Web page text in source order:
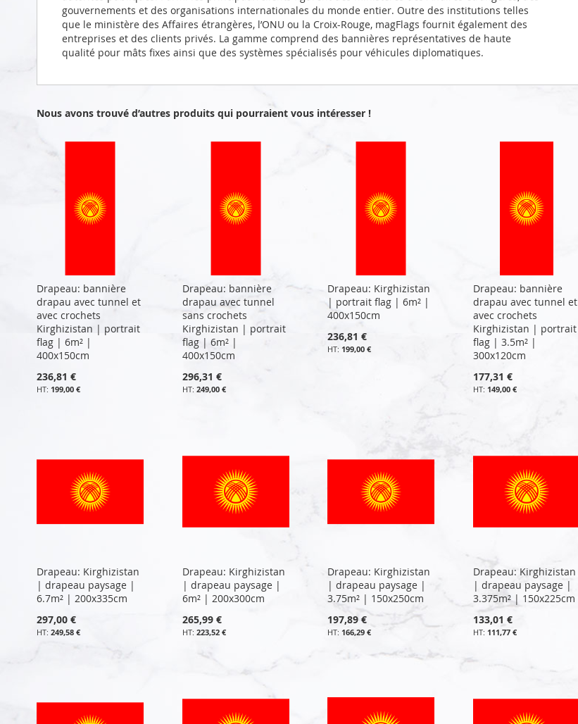
gouvernements et des organisations internationales du monde entier. Outre des institutions telles
que le ministère des Affaires étrangères, l’ONU ou la Croix-Rouge, magFlags fournit également des
entreprises et des clients privés. La gamme comprend des bannières représentatives de haute
qualité pour mâts fixes ainsi que des systèmes spécialisés pour véhicules diplomatiques.
Nous avons trouvé d’autres produits qui pourraient vous intéresser !
Drapeau: bannière
drapau avec tunnel et
avec crochets
Kirghizistan | portrait
flag | 6m² |
400x150cm
236,81 €
199,00 €
Drapeau: bannière
drapau avec tunnel
sans crochets
Kirghizistan | portrait
flag | 6m² |
400x150cm
296,31 €
249,00 €
Drapeau: Kirghizistan
| portrait flag | 6m² |
400x150cm
236,81 €
199,00 €
Drapeau: bannière
drapau avec tunnel et
avec crochets
Kirghizistan | portrait
flag | 3.5m² |
300x120cm
177,31 €
149,00 €
Drapeau: Kirghizistan
| drapeau paysage |
6.7m² | 200x335cm
297,00 €
249,58 €
Drapeau: Kirghizistan
| drapeau paysage |
6m² | 200x300cm
265,99 €
223,52 €
Drapeau: Kirghizistan
| drapeau paysage |
3.75m² | 150x250cm
197,89 €
166,29 €
Drapeau: Kirghizistan
| drapeau paysage |
3.375m² | 150x225cm
133,01 €
111,77 €